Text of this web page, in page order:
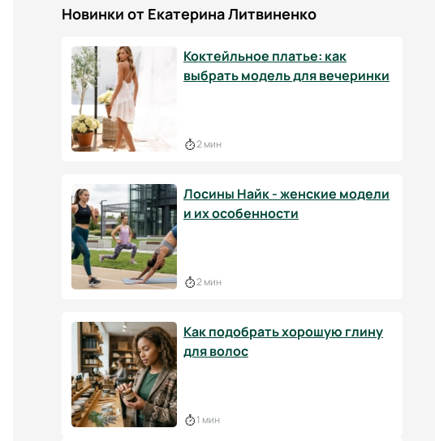
Новинки от Екатерина Литвиненко
Коктейльное платье: как
выбрать модель для вечеринки
2 мин
Лосины Найк - женские модели
и их особенности
2 мин
Как подобрать хорошую глину
для волос
1 мин